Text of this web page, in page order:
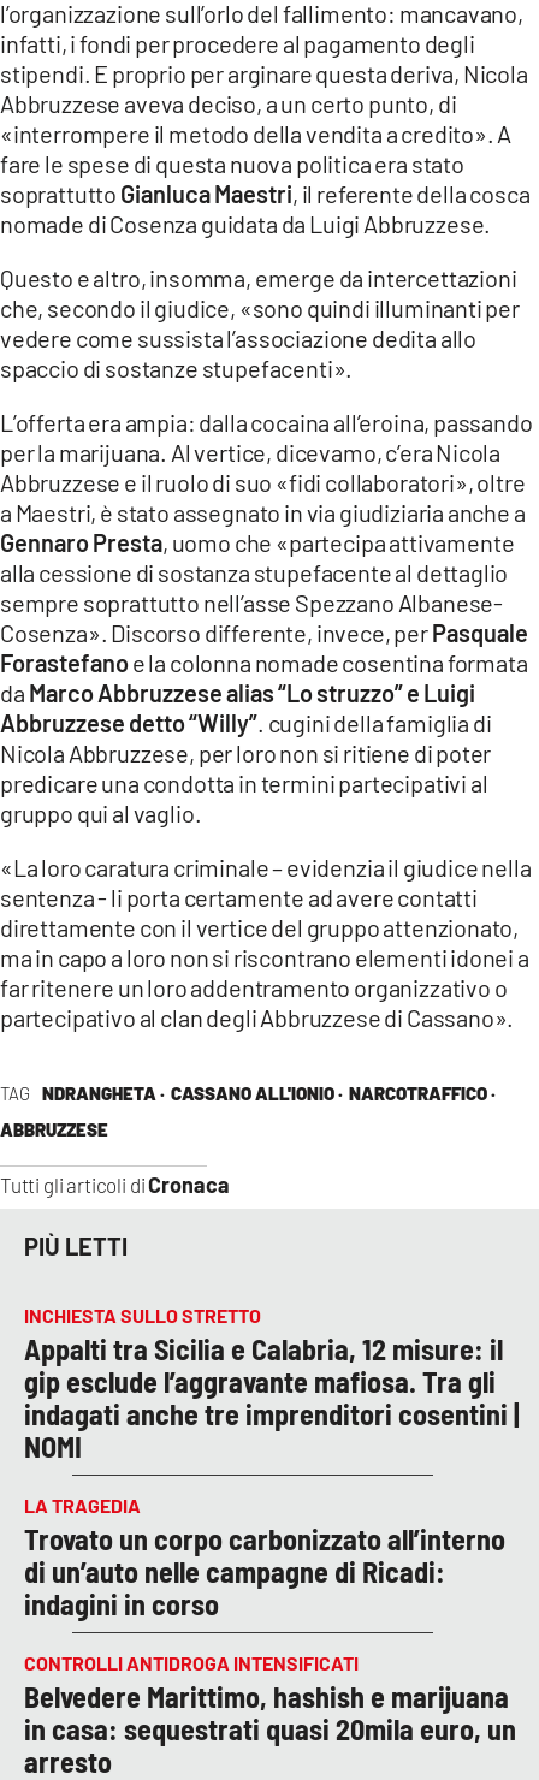
TAG NDRANGHETA · CASSANO ALL'IONIO · NARCOTRAFFICO ·
ABBRUZZESE
Tutti gli articoli diCronaca
l’organizzazione sull’orlo del fallimento: mancavano,
infatti, i fondi per procedere al pagamento degli
stipendi. E proprio per arginare questa deriva, Nicola
Abbruzzese aveva deciso, a un certo punto, di
«interrompere il metodo della vendita a credito». A
fare le spese di questa nuova politica era stato
soprattutto Gianluca Maestri, il referente della cosca
nomade di Cosenza guidata da Luigi Abbruzzese.
Questo e altro, insomma, emerge da intercettazioni
che, secondo il giudice, «sono quindi illuminanti per
vedere come sussista l’associazione dedita allo
spaccio di sostanze stupefacenti».
L’offerta era ampia: dalla cocaina all’eroina, passando
per la marijuana. Al vertice, dicevamo, c’era Nicola
Abbruzzese e il ruolo di suo «fidi collaboratori», oltre
a Maestri, è stato assegnato in via giudiziaria anche a
Gennaro Presta, uomo che «partecipa attivamente
alla cessione di sostanza stupefacente al dettaglio
sempre soprattutto nell’asse Spezzano Albanese-
Cosenza». Discorso differente, invece, perPasquale
Forastefanoe la colonna nomade cosentina formata
da Marco Abbruzzese alias “Lo struzzo” e Luigi
Abbruzzese detto “Willy” . cugini della famiglia di
Nicola Abbruzzese, per loro non si ritiene di poter
predicare una condotta in termini partecipativi al
gruppo qui al vaglio.
«La loro caratura criminale – evidenzia il giudice nella
sentenza - li porta certamente ad avere contatti
direttamente con il vertice del gruppo attenzionato,
ma in capo a loro non si riscontrano elementi idonei a
far ritenere un loro addentramento organizzativo o
partecipativo al clan degli Abbruzzese di Cassano».
PIÙ LETTI
INCHIESTA SULLO STRETTO
Appalti tra Sicilia e Calabria, 12 misure: il
gip esclude l’aggravante mafiosa. Tra gli
indagati anche tre imprenditori cosentini |
NOMI
LA TRAGEDIA
Trovato un corpo carbonizzato all’interno
di un’auto nelle campagne di Ricadi:
indagini in corso
CONTROLLI ANTIDROGA INTENSIFICATI
Belvedere Marittimo, hashish e marijuana
in casa: sequestrati quasi 20mila euro, un
arresto